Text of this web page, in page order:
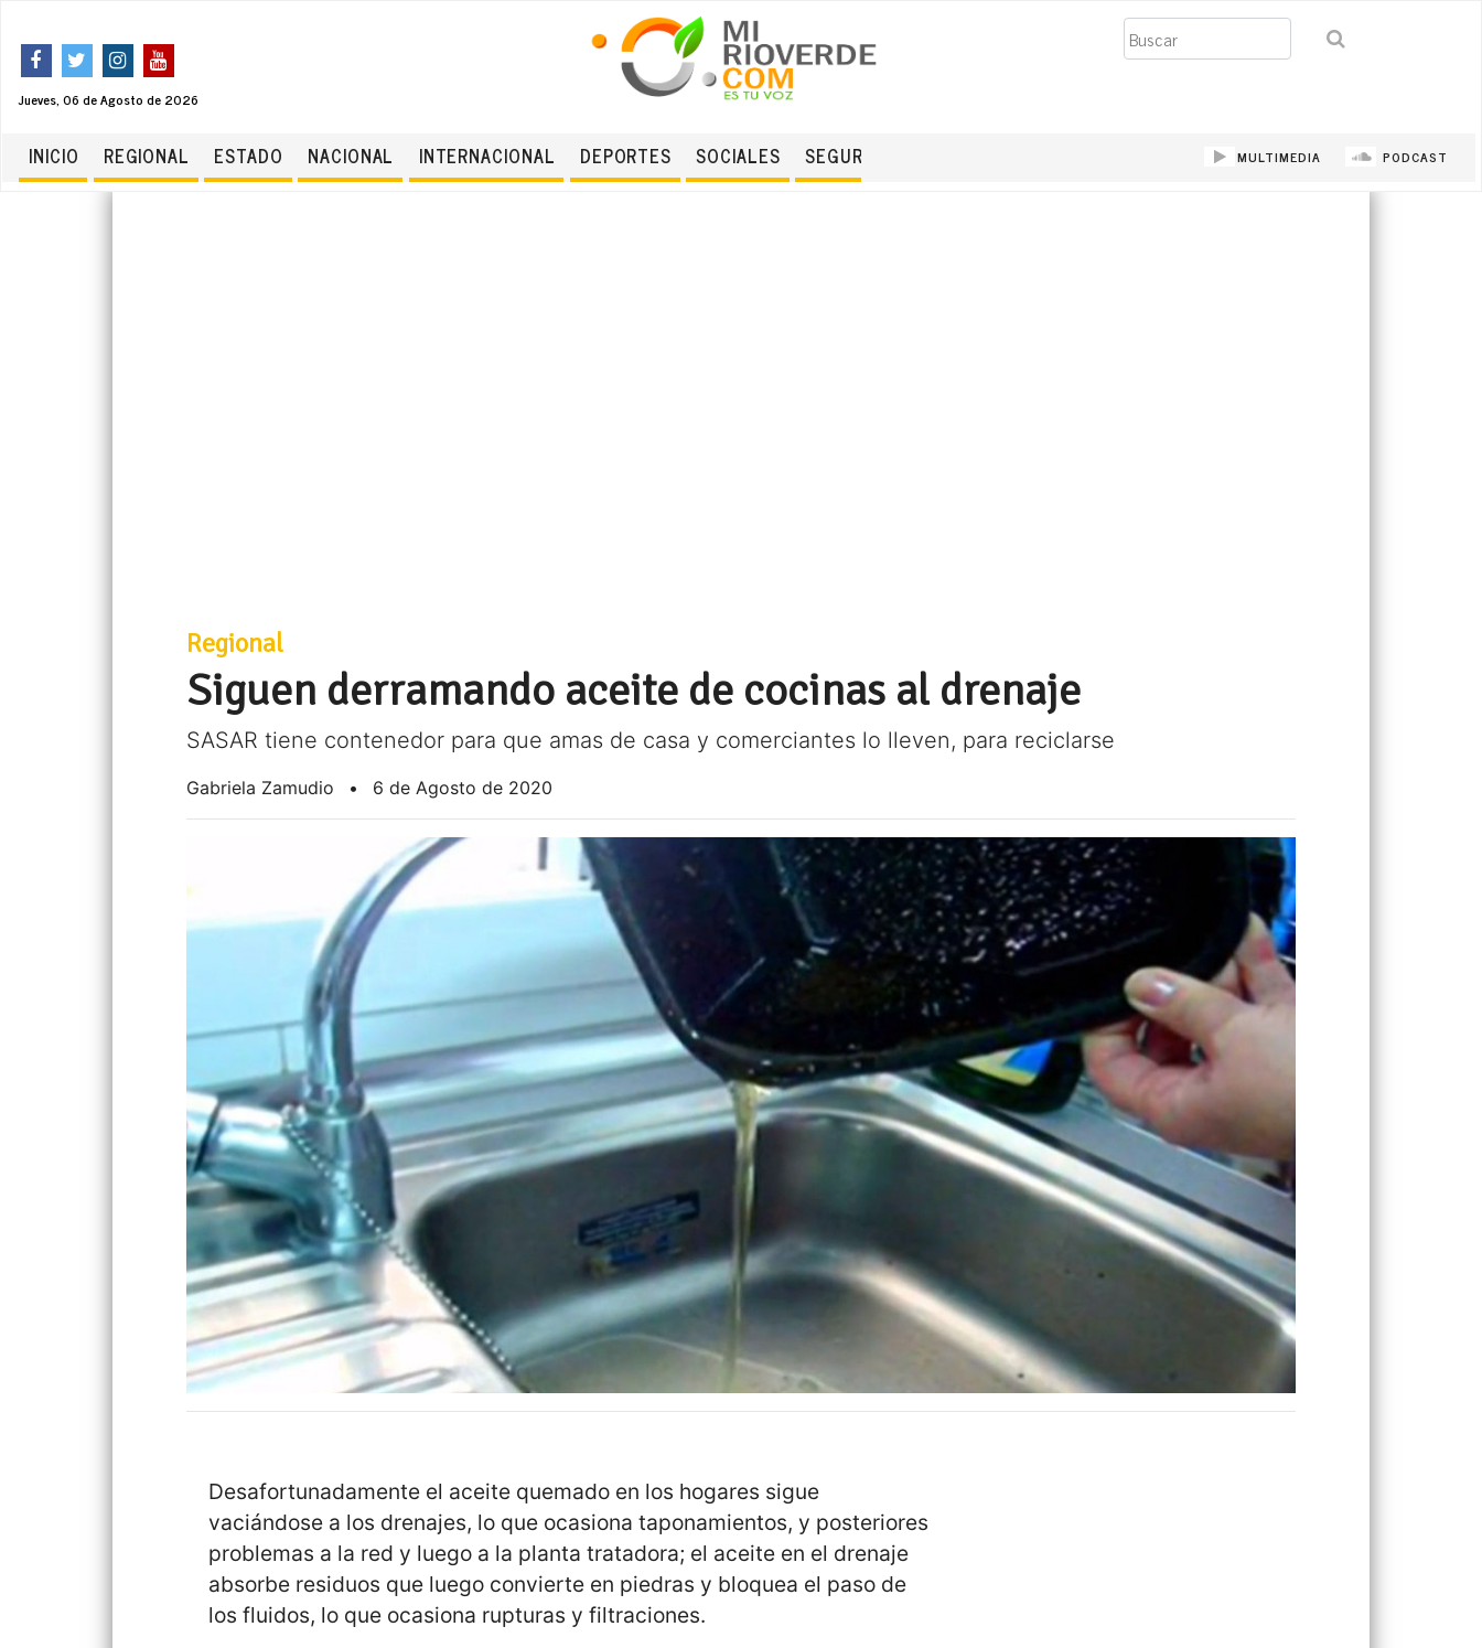
Jueves, 06 de Agosto de 2026
Buscar
INICIO REGIONAL ESTADO NACIONAL INTERNACIONAL DEPORTES SOCIALES SEGURIDAD MULTIMEDIA PODCAST
Regional
Siguen derramando aceite de cocinas al drenaje
SASAR tiene contenedor para que amas de casa y comerciantes lo lleven, para reciclarse
Gabriela Zamudio • 6 de Agosto de 2020
Desafortunadamente el aceite quemado en los hogares sigue
vaciándose a los drenajes, lo que ocasiona taponamientos, y posteriores
problemas a la red y luego a la planta tratadora; el aceite en el drenaje
absorbe residuos que luego convierte en piedras y bloquea el paso de
los fluidos, lo que ocasiona rupturas y filtraciones.